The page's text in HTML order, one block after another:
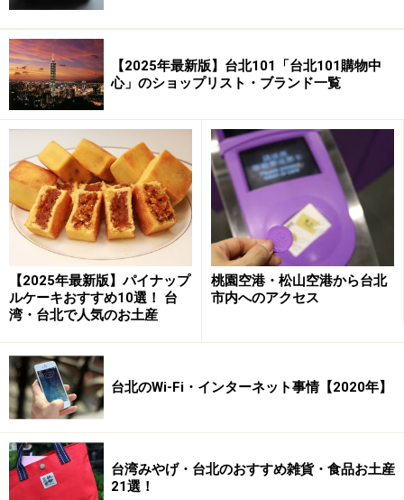
【2025年最新版】台北101「台北101購物中
心」のショップリスト・ブランド一覧
【2025年最新版】パイナップ
ルケーキおすすめ10選！ 台
湾・台北で人気のお土産
桃園空港・松山空港から台北
市内へのアクセス
台北のWi-Fi・インターネット事情【2020年】
台湾みやげ・台北のおすすめ雑貨・食品お土産
21選！